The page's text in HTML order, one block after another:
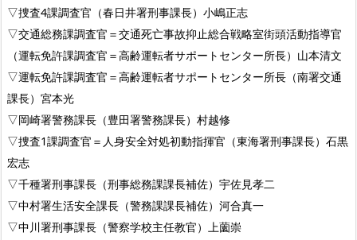
▽捜査4課調査官（春日井署刑事課長）小嶋正志
▽交通総務課調査官＝交通死亡事故抑止総合戦略室街頭活動指導官
（運転免許課調査官＝高齢運転者サポートセンター所長）山本清文
▽運転免許課調査官＝高齢運転者サポートセンター所長（南署交通
課長）宮本光
▽岡崎署警務課長（豊田署警務課長）村越修
▽捜査1課調査官＝人身安全対処初動指揮官（東海署刑事課長）石黒
宏志
▽千種署刑事課長（刑事総務課課長補佐）宇佐見孝二
▽中村署生活安全課長（警務課課長補佐）河合真一
▽中川署刑事課長（警察学校主任教官）上薗崇